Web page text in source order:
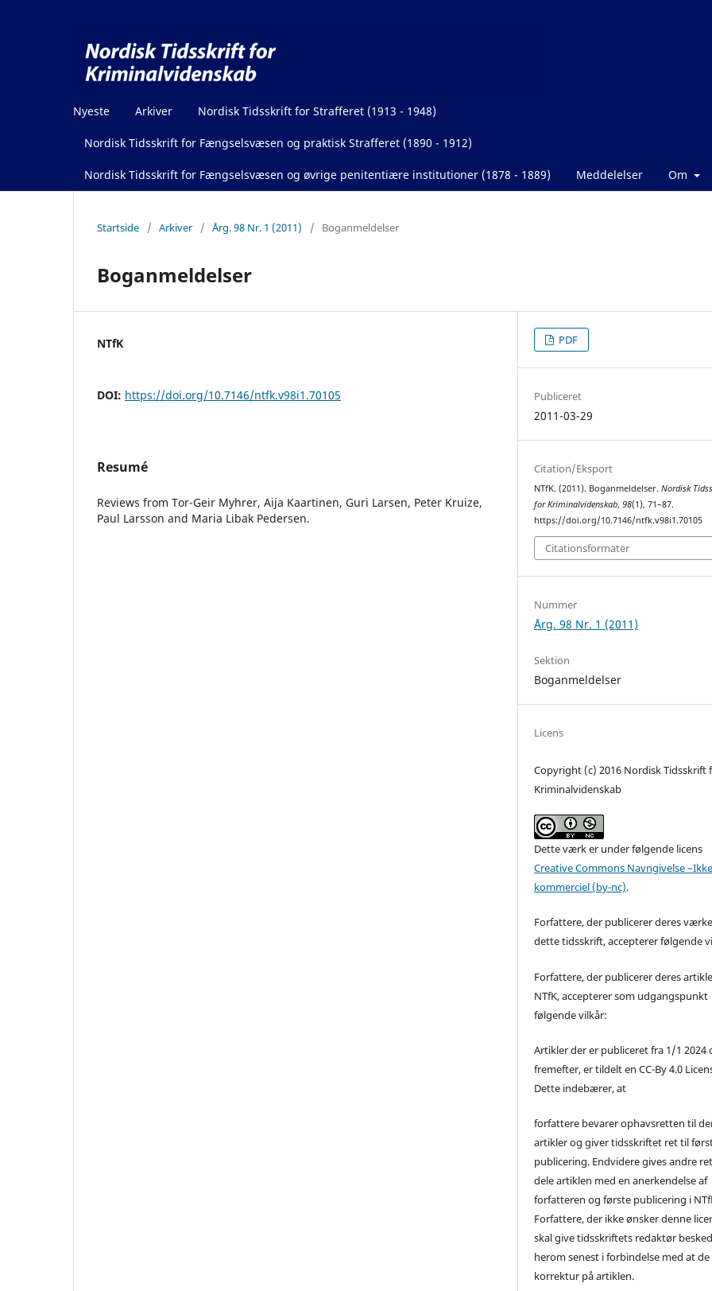
Nyeste Arkiver Nordisk Tidsskrift for Strafferet (1913 - 1948)
Nordisk Tidsskrift for Fængselsvæsen og praktisk Strafferet (1890 - 1912)
Nordisk Tidsskrift for Fængselsvæsen og øvrige penitentiære institutioner (1878 - 1889) Meddelelser Om
Startside / Arkiver / Årg. 98 Nr. 1 (2011) / Boganmeldelser
Boganmeldelser
NTfK
DOI: https://doi.org/10.7146/ntfk.v98i1.70105
Resumé
Reviews from Tor-Geir Myhrer, Aija Kaartinen, Guri Larsen, Peter Kruize,
Paul Larsson and Maria Libak Pedersen.
PDF
Publiceret
2011-03-29
Citation/Eksport
NTfK. (2011). Boganmeldelser.Nordisk
for Kriminalvidenskab,98(1), 71–87.
https://doi.org/10.7146/ntfk.v98i1.70105
Citationsformater
Nummer
Årg. 98 Nr. 1 (2011)
Sektion
Boganmeldelser
Licens
Copyright (c) 2016 Nordisk Tidsskrift
Kriminalvidenskab
Dette værk er under følgende licens
Creative Commons Navngivelse
kommerciel (by-nc).
Forfattere, der publicerer deres
dette tidsskrift, accepterer følgende
Forfattere, der publicerer deres
NTfK, accepterer som udgangspunkt
følgende vilkår:
Artikler der er publiceret fra 1/1 2024
fremefter, er tildelt en CC-By 4.0
Dette indebærer, at
forfattere bevarer ophavsretten til
artikler og giver tidsskriftet ret til
publicering. Endvidere gives andre
dele artiklen med en anerkendelse af
forfatteren og første publicering i
Forfattere, der ikke ønsker denne
skal give tidsskriftets redaktør besked
herom senest i forbindelse med at
korrektur på artiklen.